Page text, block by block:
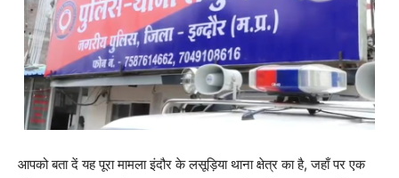
आपको बता दें यह पूरा मामला इंदौर के लसूड़िया थाना क्षेत्र का है, जहाँ पर एक